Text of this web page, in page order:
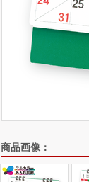
商品画像：